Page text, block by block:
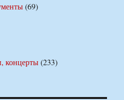
(69)
концерты(233)